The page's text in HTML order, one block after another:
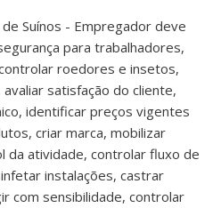
Suínos - Empregador deve
para trabalhadores,
roedores e insetos,
satisfação do cliente,
identificar preços vigentes
criar marca, mobilizar
da atividade, controlar fluxo de
instalações, castrar
com sensibilidade, controlar